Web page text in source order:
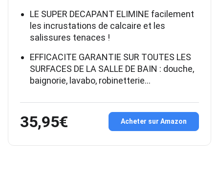
LE SUPER DECAPANT ELIMINE facilement
les incrustations de calcaire et les
salissures tenaces !
EFFICACITE GARANTIE SUR TOUTES LES
SURFACES DE LA SALLE DE BAIN : douche,
baignorie, lavabo, robinetterie…
35,95€ Acheter sur Amazon